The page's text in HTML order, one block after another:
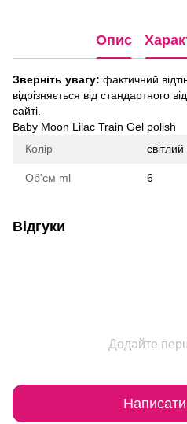
Опис
Зверніть увагу: фактичний
відрізняється від стандартного
сайті.
Baby Moon Lilac Train Gel polish
Колір
Об'єм ml 6
Відгуки
Додайте
Написати